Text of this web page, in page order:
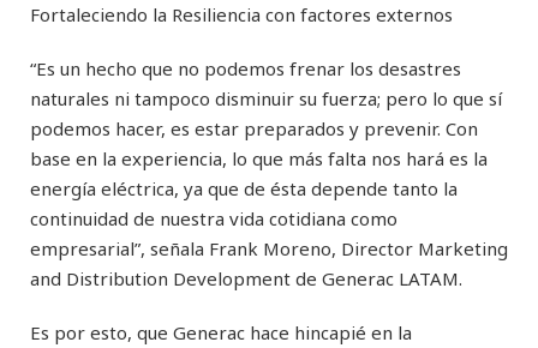
Fortaleciendo la Resiliencia con factores externos
“Es un hecho que no podemos frenar los desastres
naturales ni tampoco disminuir su fuerza; pero lo que sí
podemos hacer, es estar preparados y prevenir. Con
base en la experiencia, lo que más falta nos hará es la
energía eléctrica, ya que de ésta depende tanto la
continuidad de nuestra vida cotidiana como
empresarial”, señala Frank Moreno, Director Marketing
and Distribution Development de Generac LATAM.
Es por esto, que Generac hace hincapié en la